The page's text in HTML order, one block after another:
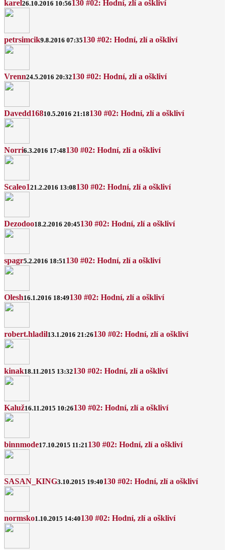
karel 26.10.2016 10:56130 #02: Hodní, zlí a oškliví
petrsimcik9.8.2016 07:35130 #02: Hodní, zlí a oškliví
Vrenn24.5.2016 20:32130 #02: Hodní, zlí a oškliví
Davedd16810.5.2016 21:18130 #02: Hodní, zlí a oškliví
Norri6.3.2016 17:48130 #02: Hodní, zlí a oškliví
Scaleo121.2.2016 13:08130 #02: Hodní, zlí a oškliví
Dezodoo18.2.2016 20:45130 #02: Hodní, zlí a oškliví
spagr5.2.2016 18:51130 #02: Hodní, zlí a oškliví
Olesh16.1.2016 18:49130 #02: Hodní, zlí a oškliví
robert.hladil13.1.2016 21:26130 #02: Hodní, zlí a oškliví
kinak18.11.2015 13:32130 #02: Hodní, zlí a oškliví
Kaluž16.11.2015 10:26130 #02: Hodní, zlí a oškliví
binnmode17.10.2015 11:21130 #02: Hodní, zlí a oškliví
SASAN_KING3.10.2015 19:40130 #02: Hodní, zlí a oškliví
normsko1.10.2015 14:40130 #02: Hodní, zlí a oškliví